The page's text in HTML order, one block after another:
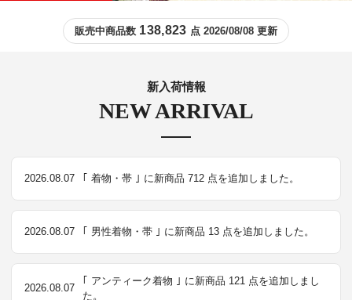
販売中商品数 138,823 点 2026/08/08 更新
NEW ARRIVAL
新入荷情報
2026.08.07 ｢ 着物・帯 ｣ に新商品 712 点を追加しました。
2026.08.07 ｢ 男性着物・帯 ｣ に新商品 13 点を追加しました。
2026.08.07
｢ アンティーク着物 ｣ に新商品 121 点を追加しまし
た。